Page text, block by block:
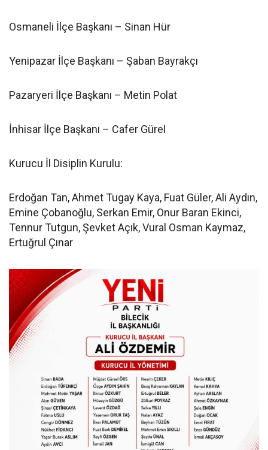
Osmaneli İlçe Başkanı – Sinan Hür
Yenipazar İlçe Başkanı – Şaban Bayrakçı
Pazaryeri İlçe Başkanı – Metin Polat
İnhisar İlçe Başkanı – Cafer Gürel
Kurucu İl Disiplin Kurulu:
Erdoğan Tan, Ahmet Tugay Kaya, Fuat Güler, Ali Aydın,
Emine Çobanoğlu, Serkan Emir, Onur Baran Ekinci,
Tennur Tutgun, Şevket Açık, Vural Osman Kaymaz,
Ertuğrul Çınar